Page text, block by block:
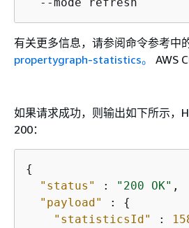
有关更多信息，请参阅命令参考中
propertygraph-statistics。
AWS
如果请求成功，则输出如下所示，
200：
{
"status"
: "200 OK" ,
"payload"
: {
"statisticsId"
: